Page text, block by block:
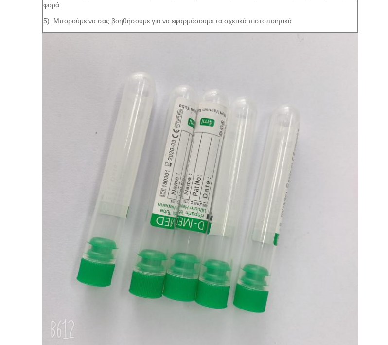
φορά.
5). Μπορούμε να σας βοηθήσουμε για να εφαρμόσουμε τα σχετικά πιστοποιητικά